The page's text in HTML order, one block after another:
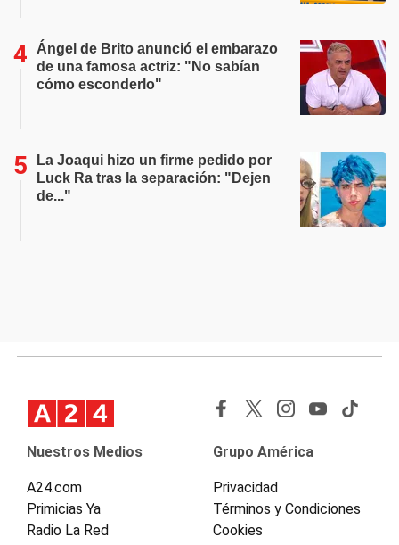
Ángel de Brito anunció el embarazo
de una famosa actriz: "No sabían
cómo esconderlo"
La Joaqui hizo un firme pedido por
Luck Ra tras la separación: "Dejen
de..."
Nuestros Medios
A24.com
Primicias Ya
Radio La Red
Grupo América
Privacidad
Términos y Condiciones
Cookies